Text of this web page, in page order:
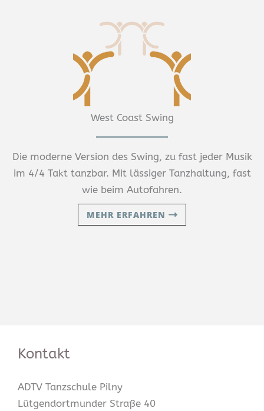
West Coast Swing
Die moderne Version des Swing, zu fast jeder Musik
im 4/4 Takt tanzbar. Mit lässiger Tanzhaltung, fast
wie beim Autofahren.
MEHR ERFAHREN
Kontakt
ADTV Tanzschule Pilny
Lütgendortmunder Straße 40